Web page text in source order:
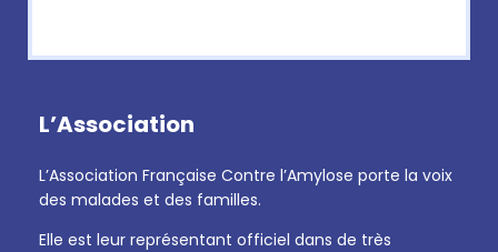
L’Association
L’Association Française Contre l’Amylose porte la voix
des malades et des familles.
Elle est leur représentant officiel dans de très